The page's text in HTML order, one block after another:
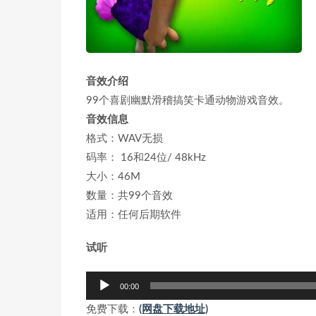
音效介绍
99个喜剧幽默滑稽搞笑卡通动物游戏音效。
音效信息
格式：WAV无损
码率： 16和24位/ 48kHz
大小：46M
数量：共99个音效
适用：任何后期软件
试听
播
00:00
免费下载： (网盘下载地址)